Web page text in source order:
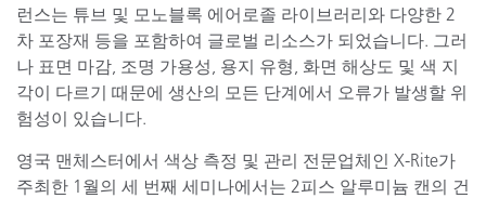
런스는 튜브 및 모노블록 에어로졸 라이브러리와 다양한 2
차 포장재 등을 포함하여 글로벌 리소스가 되었습니다. 그러
나 표면 마감, 조명 가용성, 용지 유형, 화면 해상도 및 색 지
각이 다르기 때문에 생산의 모든 단계에서 오류가 발생할 위
험성이 있습니다.
영국 맨체스터에서 색상 측정 및 관리 전문업체인 X-Rite가
주최한 1월의 세 번째 세미나에서는 2피스 알루미늄 캔의 건